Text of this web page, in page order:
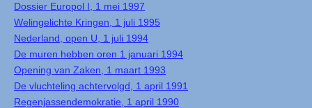
Dossier Europol I, 1 mei 1997
Welingelichte Kringen, 1 juli 1995
Nederland, open U, 1 juli 1994
De muren hebben oren 1 januari 1994
Opening van Zaken, 1 maart 1993
De vluchteling achtervolgd, 1 april 1991
Regenjassendemokratie, 1 april 1990